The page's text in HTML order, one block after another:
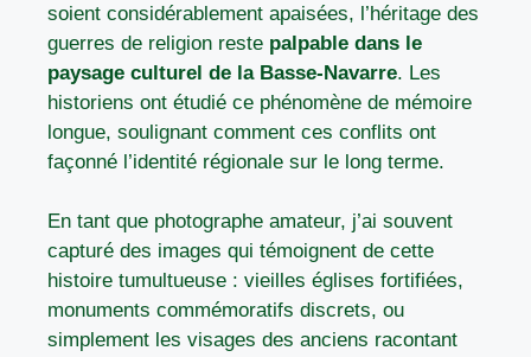
soient considérablement apaisées, l’héritage des
guerres de religion reste palpable dans le
paysage culturel de la Basse-Navarre. Les
historiens ont étudié ce phénomène de mémoire
longue, soulignant comment ces conflits ont
façonné l’identité régionale sur le long terme.
En tant que photographe amateur, j’ai souvent
capturé des images qui témoignent de cette
histoire tumultueuse : vieilles églises fortifiées,
monuments commémoratifs discrets, ou
simplement les visages des anciens racontant